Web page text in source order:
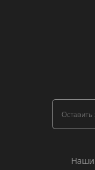
Оставить
Наши